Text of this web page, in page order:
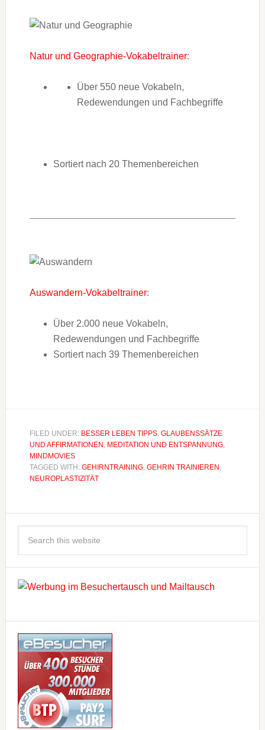
Natur und Geographie-Vokabeltrainer:
Über 550 neue Vokabeln,
Redewendungen und Fachbegriffe
Sortiert nach 20 Themenbereichen
Auswandern-Vokabeltrainer:
Über 2.000 neue Vokabeln,
Redewendungen und Fachbegriffe
Sortiert nach 39 Themenbereichen
FILED UNDER: BESSER LEBEN TIPPS, GLAUBENSSÄTZE
UND AFFIRMATIONEN MEDITATION UND ENTSPANNUNG,
MINDMOVIES
TAGGED WITH: GEHIRNTRAINING, GEHRIN TRAINIEREN
NEUROPLASTIZITÄT